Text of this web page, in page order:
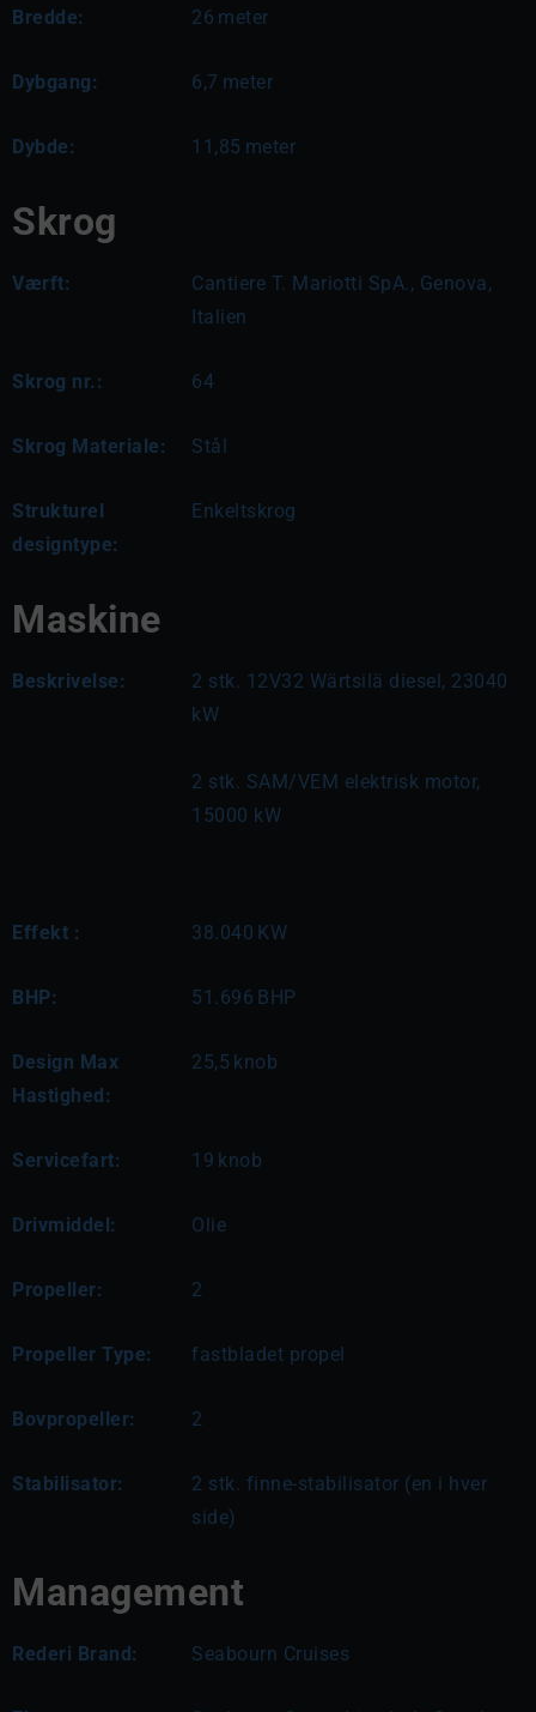
Bredde: 26 meter
Dybgang: 6,7 meter
Dybde: 11,85 meter
Skrog
Værft:
Cantiere T. Mariotti SpA., Genova,
Italien
Skrog nr.: 64
Skrog Materiale: Stål
Strukturel
designtype:
Enkeltskrog
Maskine
Beskrivelse:
2 stk. 12V32 Wärtsilä diesel, 23040
kW
2 stk. SAM/VEM elektrisk motor,
15000 kW
Effekt : 38.040 KW
BHP: 51.696 BHP
Design Max
Hastighed:
25,5 knob
Servicefart: 19 knob
Drivmiddel: Olie
Propeller: 2
Propeller Type: fastbladet propel
Bovpropeller: 2
Stabilisator:
2 stk. finne-stabilisator (en i hver
side)
Management
Rederi Brand: Seabourn Cruises